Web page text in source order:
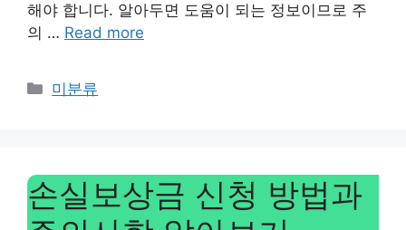
해야 합니다. 알아두면 도움이 되는 정보이므로 주
의 … Read more
Categories
미분류
손실보상금 신청 방법과